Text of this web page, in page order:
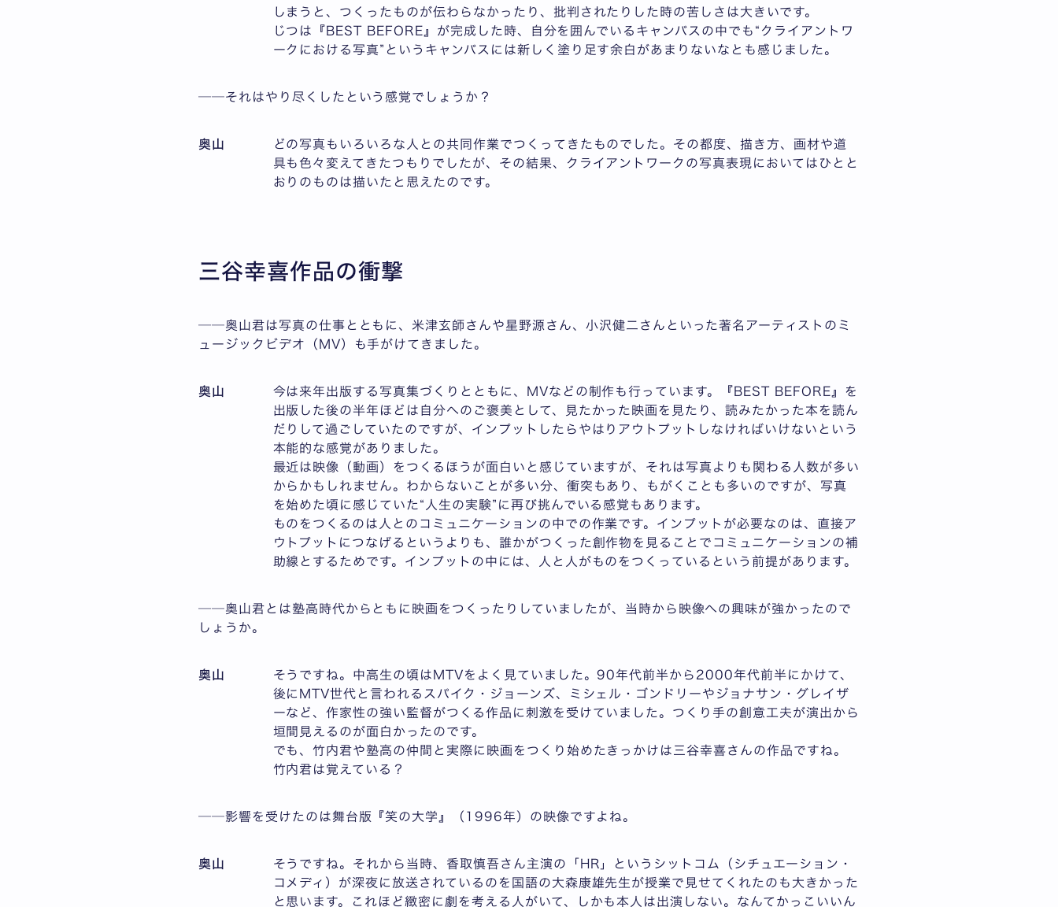
しまうと、つくったものが伝わらなかったり、批判されたりした時の苦しさは大きいです。
じつは『BEST BEFORE』が完成した時、自分を囲んでいるキャンバスの中でも“クライアントワ
ークにおける写真”というキャンバスには新しく塗り足す余白があまりないなとも感じました。
──それはやり尽くしたという感覚でしょうか？
奥山
どの写真もいろいろな人との共同作業でつくってきたものでした。その都度、描き方、画材や道
具も色々変えてきたつもりでしたが、その結果、クライアントワークの写真表現においてはひとと
おりのものは描いたと思えたのです。
三谷幸喜作品の衝撃
──奥山君は写真の仕事とともに、米津玄師さんや星野源さん、小沢健二さんといった著名アーティストのミ
ュージックビデオ（MV）も手がけてきました。
奥山
今は来年出版する写真集づくりとともに、MVなどの制作も行っています。『BEST BEFORE』を
出版した後の半年ほどは自分へのご褒美として、見たかった映画を見たり、読みたかった本を読ん
だりして過ごしていたのですが、インプットしたらやはりアウトプットしなければいけないという
本能的な感覚がありました。
最近は映像（動画）をつくるほうが面白いと感じていますが、それは写真よりも関わる人数が多い
からかもしれません。わからないことが多い分、衝突もあり、もがくことも多いのですが、写真
を始めた頃に感じていた“人生の実験”に再び挑んでいる感覚もあります。
ものをつくるのは人とのコミュニケーションの中での作業です。インプットが必要なのは、直接ア
ウトプットにつなげるというよりも、誰かがつくった創作物を見ることでコミュニケーションの補
助線とするためです。インプットの中には、人と人がものをつくっているという前提があります。
──奥山君とは塾高時代からともに映画をつくったりしていましたが、当時から映像への興味が強かったので
しょうか。
奥山
そうですね。中高生の頃はMTVをよく見ていました。90年代前半から2000年代前半にかけて、
後にMTV世代と言われるスパイク・ジョーンズ、ミシェル・ゴンドリーやジョナサン・グレイザ
ーなど、作家性の強い監督がつくる作品に刺激を受けていました。つくり手の創意工夫が演出から
垣間見えるのが面白かったのです。
でも、竹内君や塾高の仲間と実際に映画をつくり始めたきっかけは三谷幸喜さんの作品ですね。
竹内君は覚えている？
──影響を受けたのは舞台版『笑の大学』（1996年）の映像ですよね。
奥山
そうですね。それから当時、香取慎吾さん主演の「HR」というシットコム（シチュエーション・
コメディ）が深夜に放送されているのを国語の大森康雄先生が授業で見せてくれたのも大きかった
と思います。これほど緻密に劇を考える人がいて、しかも本人は出演しない。なんてかっこいいん